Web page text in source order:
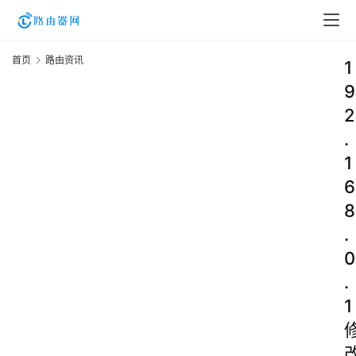
首页 路由资讯
1
9
2
.
1
6
8
.
0
.
1